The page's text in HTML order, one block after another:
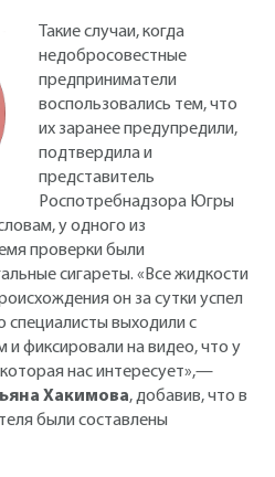
Такие случаи, когда
недобросовестные
предприниматели
воспользовались тем, что
их заранее предупредили,
подтвердила и
представитель
Роспотребнадзора Югры
у одного из
проверки были
сигареты. «Все жидкости
он за сутки успел
специалисты выходили с
фиксировали на видео, что у
нас интересует»,—
Хакимова, добавив, что в
были составлены